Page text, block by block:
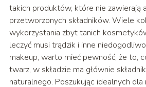
takich produktów, które nie zawierają
przetworzonych składników. Wiele
wykorzystania zbyt tanich
leczyć musi trądzik i inne
makeup, warto mieć pewność, że to,
twarz, w składzie ma głównie
naturalnego. Poszukując idealnych dla